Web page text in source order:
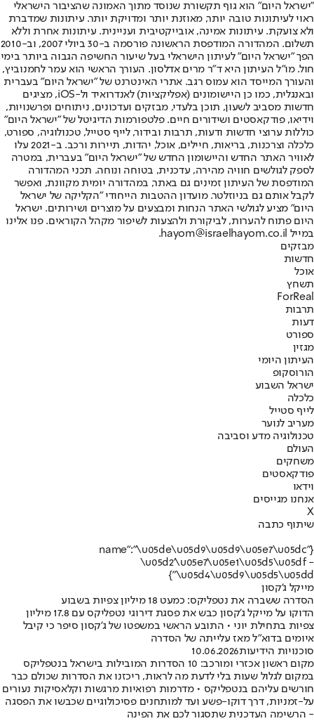
"ישראל היום" הוא גוף תקשורת שנוסד מתוך האמונה שהציבור הישראלי
ראוי לעיתונות טובה יותר, מאוזנת יותר ומדויקת יותר. עיתונות שמדברת
ולא צועקת. עיתונות אמינה, אובייקטיבית ועניינית. עיתונות אחרת וללא
תשלום. המהדורה המודפסת הראשונה פורסמה ב-30 ביולי 2007, וב-2010
הפך "ישראל היום" לעיתון הישראלי בעל שיעור החשיפה הגבוה ביותר בימי
חול. מו"ל העיתון היא ד"ר מרים אדלסון. העורך הראשי הוא עמר לחמנוביץ,
והעורך המייסד הוא עמוס רגב. אתרי האינטרנט של "ישראל היום" בעברית
ובאנגלית, כמו כן היישומונים (אפליקציות) לאנדרואיד ול-iOS, מציגים
חדשות מסביב לשעון, תוכן בלעדי, מבזקים ועדכונים, ניתוחים ופרשנויות,
וידיאו, פודקאסטים ושידורים חיים. פלטפורמות הדיגיטל של "ישראל היום"
כוללות ערוצי חדשות ודעות, תרבות ובידור, לייף סטייל, טכנולוגיה, ספורט,
כלכלה וצרכנות, בריאות, חיילים, אוכל, יהדות, תיירות ורכב. ב-2021 עלו
לאוויר האתר החדש והיישומון החדש של "ישראל היום" בעברית, במטרה
לספק לגולשים חוויה מהירה, עדכנית, בטוחה ונוחה. תכני המהדורה
המודפסת של העיתון זמינים גם באתר, במהדורה יומית מקוונת, ואפשר
לקבל אותם גם בניוזלטר. מועדון ההטבות הייחודי "הקליקה של ישראל
היום" מציע לגולשי האתר הנחות ומבצעים על מוצרים ושירותים. ישראל
היום פתוח להערות, לביקורת ולהצעות לשיפור מקהל הקוראים. פנו אלינו
במייל hayom@israelhayom.co.il.
מבזקים
חדשות
אוכל
תשחץ
ForReal
תרבות
דעות
ספורט
מגזין
העיתון היומי
הורוסקופ
ישראל השבוע
כלכלה
לייף סטייל
מעריב לנוער
טכנולוגיה מדע וסביבה
העולם
משחקים
פודקאסטים
וידאו
אנחנו מגייסים
X
שיתוף כתבה
{"name":"\u05de\u05d9\u05d9\u05e7\u05dc
\u05d2'\u05e7\u05e1\u05d5\u05df -
\u05d4\u05d9\u05d5\u05dd"}
מייקל ג'קסון
הסדרה ששברה את נטפליקס: כמעט 18 מיליון צפיות בשבוע
הדוקו על מייקל ג'קסון כבש את פסגת דירוגי נטפליקס עם 17.8 מיליון
צפיות בתחילת יוני • התובע הראשי במשפטו של ג'קסון סיפר כי קיבל
איומים בדוא"ל מאז עלייתה של הסדרה
סוכנויות הידיעות10.06.2026
מקום ראשון אכזרי ומורכב: 10 הסדרות המובילות בישראל בנטפליקס
במקום לגלול שעות בלי לדעת מה לראות, ריכזנו את הסדרות שכולם כבר
חורשים עליהם בנטפליקס • מדרמות רפואיות מרגשות וקלאסיקות נעורים
על-זמניות, דרך דוקו-פשע ועד למותחנים פסיכולוגיים שכבשו את הפסגה
- הרשימה העדכנית שתסגור לכם את הפינה